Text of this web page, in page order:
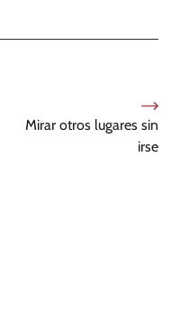
Mirar otros lugares sin
irse